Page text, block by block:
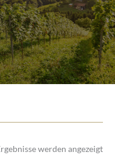
werden angezeigt